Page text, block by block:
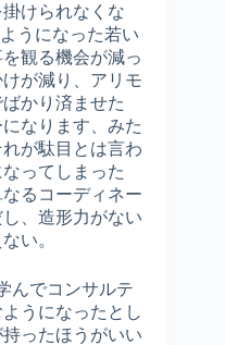
けられなくな
うになった若い
観る機会が減っ
が減り、アリモ
かり済ませた
なります、みた
が駄目とは言わ
ってしまった
るコーディネー
、造形力がない
い。
んでコンサルテ
うになったとし
ったほうがいい